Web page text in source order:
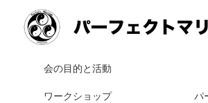
会の目的と活動
ワークショップ パ